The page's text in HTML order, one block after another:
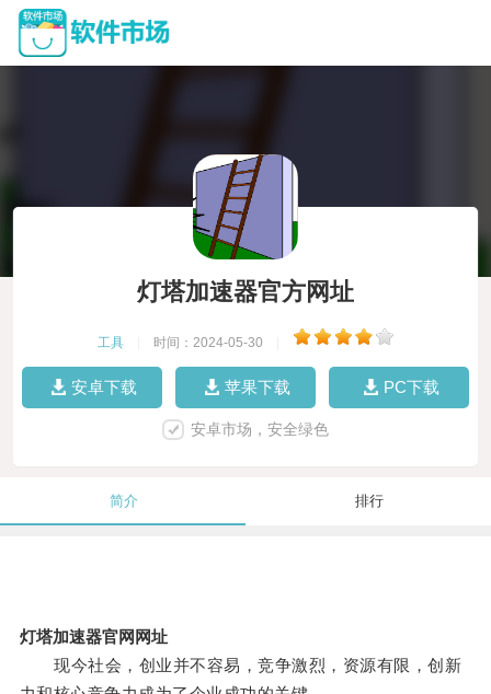
灯塔加速器官方网址
工具 时间：2024-05-30
安卓下载 苹果下载 PC下载
安卓市场，安全绿色
简介 排行
灯塔加速器官网网址
现今社会，创业并不容易，竞争激烈，资源有限，创新